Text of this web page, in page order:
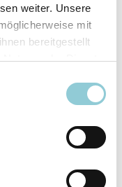
weiter. Unsere
mit
bereitgestellt
der Dienste
Pickup
​Coupé
180 kW (245 PS)